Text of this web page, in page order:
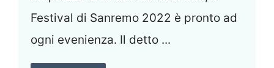
Festival di Sanremo 2022 è pronto ad
ogni evenienza. Il detto ...